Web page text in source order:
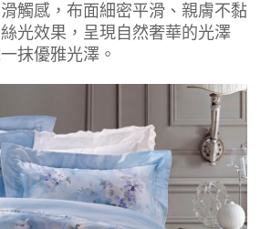
觸感，布面細密平滑、親膚不黏
光效果，呈現自然奢華的光澤
抹優雅光澤。